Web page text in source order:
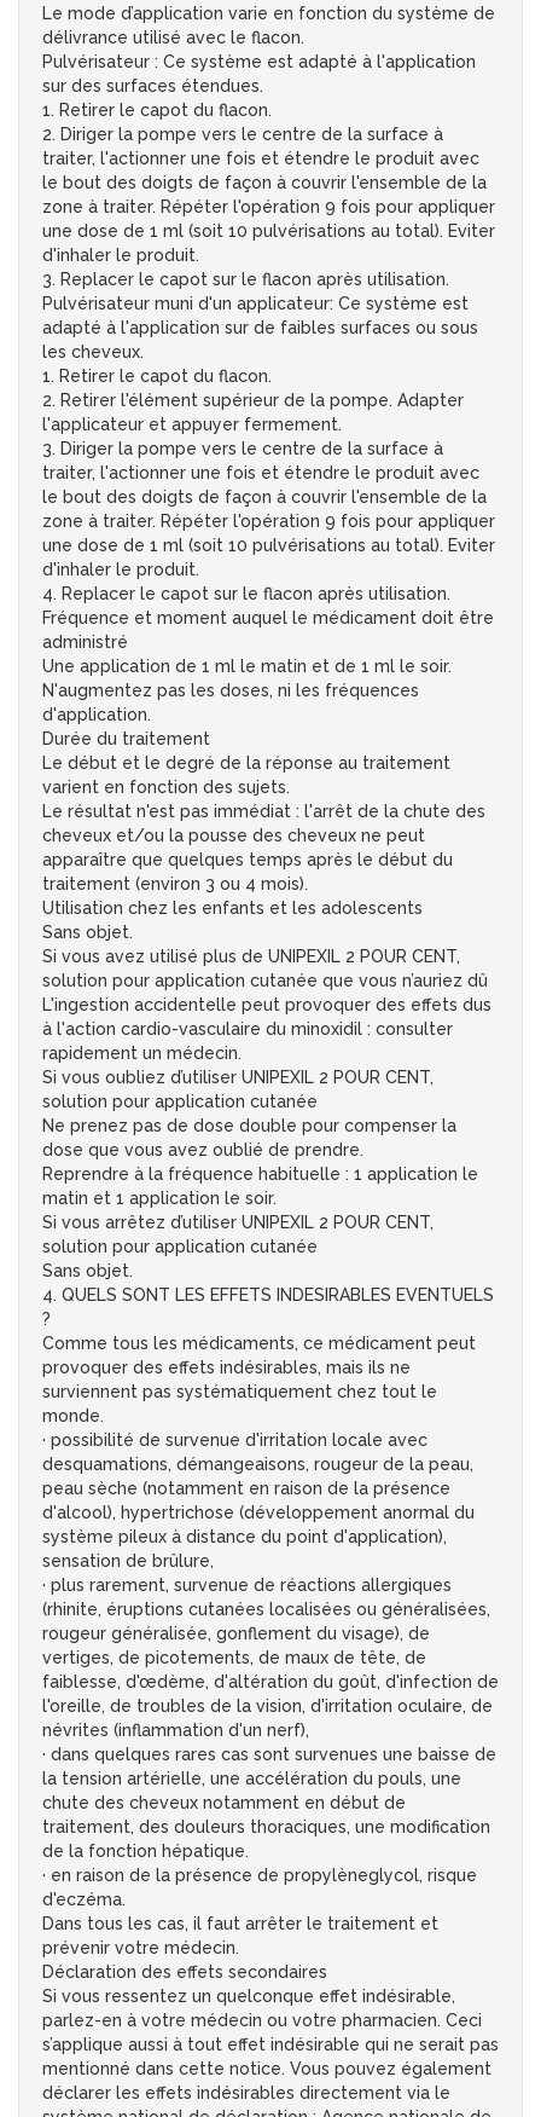
Le mode d’application varie en fonction du système de
délivrance utilisé avec le flacon.
Pulvérisateur : Ce système est adapté à l'application
sur des surfaces étendues.
1. Retirer le capot du flacon.
2. Diriger la pompe vers le centre de la surface à
traiter, l'actionner une fois et étendre le produit avec
le bout des doigts de façon à couvrir l'ensemble de la
zone à traiter. Répéter l'opération 9 fois pour appliquer
une dose de 1 ml (soit 10 pulvérisations au total). Eviter
d'inhaler le produit.
3. Replacer le capot sur le flacon après utilisation.
Pulvérisateur muni d'un applicateur: Ce système est
adapté à l'application sur de faibles surfaces ou sous
les cheveux.
1. Retirer le capot du flacon.
2. Retirer l'élément supérieur de la pompe. Adapter
l'applicateur et appuyer fermement.
3. Diriger la pompe vers le centre de la surface à
traiter, l'actionner une fois et étendre le produit avec
le bout des doigts de façon à couvrir l'ensemble de la
zone à traiter. Répéter l'opération 9 fois pour appliquer
une dose de 1 ml (soit 10 pulvérisations au total). Eviter
d'inhaler le produit.
4. Replacer le capot sur le flacon après utilisation.
Fréquence et moment auquel le médicament doit être
administré
Une application de 1 ml le matin et de 1 ml le soir.
N'augmentez pas les doses, ni les fréquences
d'application.
Durée du traitement
Le début et le degré de la réponse au traitement
varient en fonction des sujets.
Le résultat n'est pas immédiat : l'arrêt de la chute des
cheveux et/ou la pousse des cheveux ne peut
apparaître que quelques temps après le début du
traitement (environ 3 ou 4 mois).
Utilisation chez les enfants et les adolescents
Sans objet.
Si vous avez utilisé plus de UNIPEXIL 2 POUR CENT,
solution pour application cutanée que vous n’auriez dû
L'ingestion accidentelle peut provoquer des effets dus
à l'action cardio-vasculaire du minoxidil : consulter
rapidement un médecin.
Si vous oubliez d’utiliser UNIPEXIL 2 POUR CENT,
solution pour application cutanée
Ne prenez pas de dose double pour compenser la
dose que vous avez oublié de prendre.
Reprendre à la fréquence habituelle : 1 application le
matin et 1 application le soir.
Si vous arrêtez d’utiliser UNIPEXIL 2 POUR CENT,
solution pour application cutanée
Sans objet.
4. QUELS SONT LES EFFETS INDESIRABLES EVENTUELS
?
Comme tous les médicaments, ce médicament peut
provoquer des effets indésirables, mais ils ne
surviennent pas systématiquement chez tout le
monde.
· possibilité de survenue d'irritation locale avec
desquamations, démangeaisons, rougeur de la peau,
peau sèche (notamment en raison de la présence
d'alcool), hypertrichose (développement anormal du
système pileux à distance du point d'application),
sensation de brûlure,
· plus rarement, survenue de réactions allergiques
(rhinite, éruptions cutanées localisées ou généralisées,
rougeur généralisée, gonflement du visage), de
vertiges, de picotements, de maux de tête, de
faiblesse, d'œdème, d'altération du goût, d'infection de
l'oreille, de troubles de la vision, d'irritation oculaire, de
névrites (inflammation d'un nerf),
· dans quelques rares cas sont survenues une baisse de
la tension artérielle, une accélération du pouls, une
chute des cheveux notamment en début de
traitement, des douleurs thoraciques, une modification
de la fonction hépatique.
· en raison de la présence de propylèneglycol, risque
d'eczéma.
Dans tous les cas, il faut arrêter le traitement et
prévenir votre médecin.
Déclaration des effets secondaires
Si vous ressentez un quelconque effet indésirable,
parlez-en à votre médecin ou votre pharmacien. Ceci
s’applique aussi à tout effet indésirable qui ne serait pas
mentionné dans cette notice. Vous pouvez également
déclarer les effets indésirables directement via le